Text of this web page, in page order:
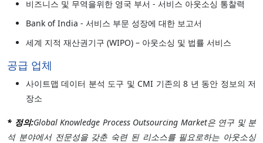
비즈니스 및 무역을위한 영국 부서 - 서비스 아웃소싱 통찰력
Bank of India - 서비스 부문 성장에 대한 보고서
세계 지적 재산권기구 (WIPO) – 아웃소싱 및 법률 서비스
공급 업체
사이트맵 데이터 분석 도구 및 CMI 기존의 8 년 동안 정보의 저
장소
* 정의:Global Knowledge Process Outsourcing Market은 연구 및 분
석 분야에서 전문성을 갖춘 숙련 된 리소스를 필요로하는 아웃소싱